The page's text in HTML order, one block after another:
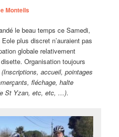
Monteils
le beau temps ce Samedi,
plus discret n’auraient pas
globale relativement
Organisation toujours
(Inscriptions, accueil, pointages
fléchage, halte
St Yzan, etc, etc, …).